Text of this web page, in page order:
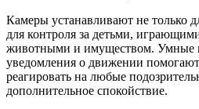
Камеры устанавливают не только
для контроля за детьми,
животными и имуществом. Умные
уведомления о движении
реагировать на любые
дополнительное спокойствие.